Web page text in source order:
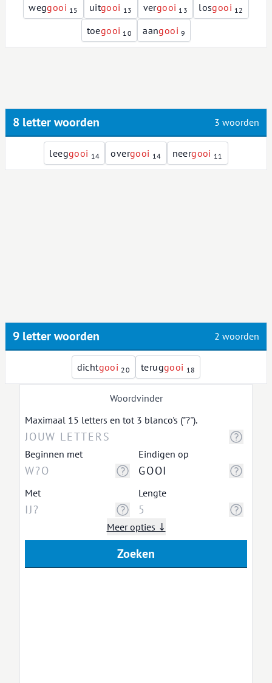
weggooi 15 uitgooi 13 vergooi 13 losgooi 12
toegooi 10 aangooi 9
8 letter woorden 3 woorden
leeggooi 14 overgooi 14 neergooi 11
9 letter woorden 2 woorden
dichtgooi 20 teruggooi 18
Woordvinder
Maximaal 15 letters en tot 3 blanco's ("?").
Beginnen met Eindigen op
Met Lengte
Meer opties ↓
Zoeken